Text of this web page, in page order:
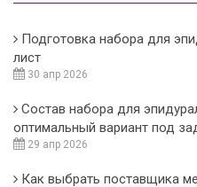
Подготовка набора для
лист
30 апр 2026
Состав набора для
оптимальный вариант под
29 апр 2026
Как выбрать поставщика